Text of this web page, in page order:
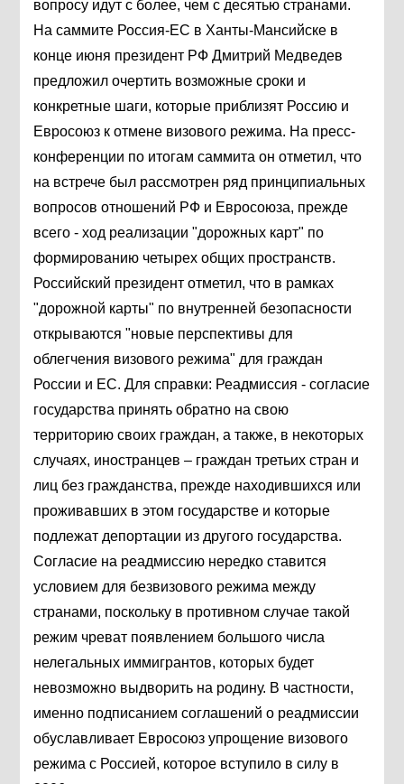
вопросу идут с более, чем с десятью странами.
На саммите Россия-ЕС в Ханты-Мансийске в
конце июня президент РФ Дмитрий Медведев
предложил очертить возможные сроки и
конкретные шаги, которые приблизят Россию и
Евросоюз к отмене визового режима. На пресс-
конференции по итогам саммита он отметил, что
на встрече был рассмотрен ряд принципиальных
вопросов отношений РФ и Евросоюза, прежде
всего - ход реализации "дорожных карт" по
формированию четырех общих пространств.
Российский президент отметил, что в рамках
"дорожной карты" по внутренней безопасности
открываются "новые перспективы для
облегчения визового режима" для граждан
России и ЕС.Для справки: Реадмиссия - согласие
государства принять обратно на свою
территорию своих граждан, а также, в некоторых
случаях, иностранцев – граждан третьих стран и
лиц без гражданства, прежде находившихся или
проживавших в этом государстве и которые
подлежат депортации из другого государства.
Согласие на реадмиссию нередко ставится
условием для безвизового режима между
странами, поскольку в противном случае такой
режим чреват появлением большого числа
нелегальных иммигрантов, которых будет
невозможно выдворить на родину. В частности,
именно подписанием соглашений о реадмиссии
обуславливает Евросоюз упрощение визового
режима с Россией, которое вступило в силу в